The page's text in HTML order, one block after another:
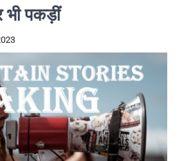
भी पकड़ीं